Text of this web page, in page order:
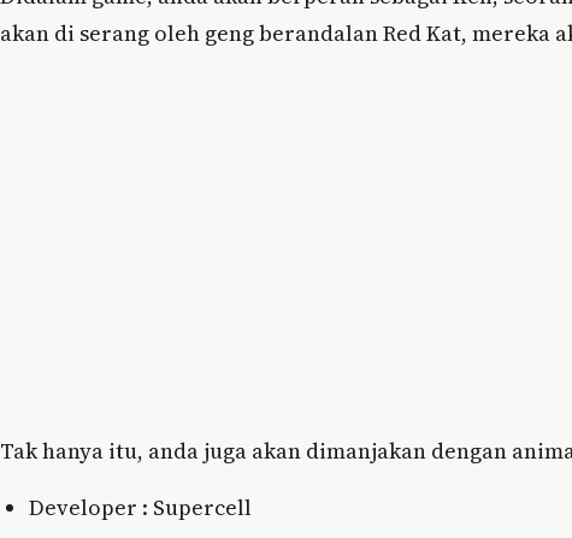
akan di serang oleh geng berandalan Red Kat,
Tak hanya itu, anda juga akan dimanjakan dengan
Developer : Supercell